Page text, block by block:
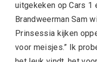
uitgekeken op Cars 1
Brandweerman Sam
Prinsessia kijken
voor meisjes.” Ik